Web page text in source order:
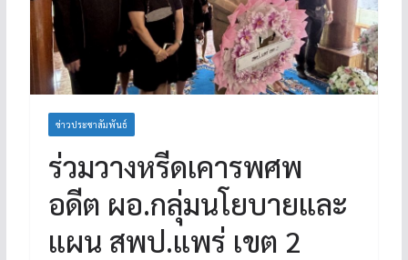
ข่าวประชาสัมพันธ์
ร่วมวางหรีดเคารพศพ
อดีต ผอ.กลุ่มนโยบายและ
แผน สพป.แพร่ เขต 2